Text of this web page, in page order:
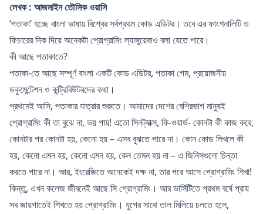
লেখক : আজমাইন তৌসিক ওয়াসি
‘পতাকা’ হচ্ছে বাংলা ভাষায় বিশ্বের সর্বপ্রথম কোড এডিটর। তবে এর ফাংশনালিটি ও
ফিচারের দিক দিয়ে অনেকটা প্রোগ্রামিং ল্যাঙ্গুয়েজও বলা যেতে পারে।
কী আছে পতাকাতে?
পতাকা-তে আছে সম্পূর্ণ বাংলা একটি কোড এডিটর, পতাকা গেম, প্রয়োজনীয়
ডকুমেন্টেশন ও কন্ট্রিবিউটরদের কথা।
প্রথমেই আসি, পতাকার যাত্রার শুরুতে। আমাদের দেশের বেশিরভাগ মানুষই
প্রোগ্রামিং কী তা বুঝে না, ভয় পায়! এতো সিনট্যাক্স, কি-ওয়ার্ড- কোনটা কী কাজ করে,
কোনটার পর কোনটা হয়, কেনো হয় – এসব বুঝতে পারে না। কোন কোড লিখলে কী
হয়, কেনো এমন হয়, কেনো এমন হয়, কেন তেমন হয় না – এ জিনিসগুলো চিন্তা
করতে পারে না। আর, ইংরেজিতে অনেকেই দক্ষ না, তার পরে আসে প্রোগ্রামিং শিখা!
কিন্তু, এখন কলেজ জীবনেই আছে সি প্রোগ্রামিং। আর ভার্সিটিতে প্রথম বর্ষে প্রায়
সব জায়গাতেই শিখতে হয় প্রোগ্রামিং। যুগের সাথে তাল মিলিয়ে চলতে হলে,